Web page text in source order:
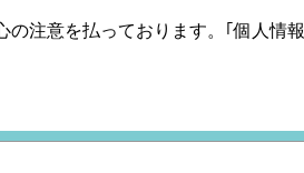
注意を払っております。｢個人情報